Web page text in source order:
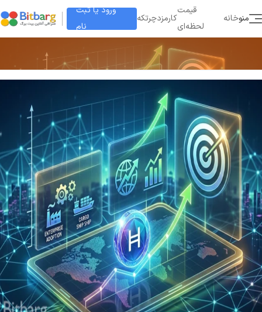
ورود یا ثبت
نام
چرتکهکارمزد
قیمت
لحظه‌ای
خانهمنو